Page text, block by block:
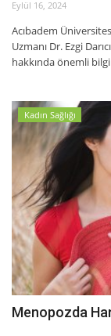
Eylül 16, 2024
Acıbadem
Uzmanı Dr. Ezgi
hakkında önemli
Kadın Sağlığı
Menopozda